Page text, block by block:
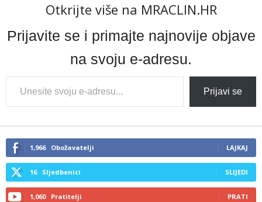
Otkrijte više na MRACLIN.HR
Prijavite se i primajte najnovije objave
na svoju e-adresu.
Type
your
email…
Prijavi se
1,966 Obožavatelji LAJKAJ
16 Sljedbenici SLIJEDI
1,060 Pratitelji PRATI